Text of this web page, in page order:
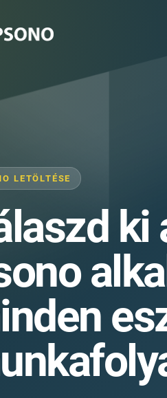
LETÖLTÉSE
ki